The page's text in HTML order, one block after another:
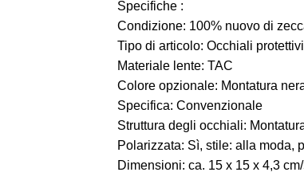
Specifiche :
Condizione: 100% nuovo di
Tipo di articolo: Occhiali protettivi
Materiale lente: TAC
Colore opzionale: Montatura
Specifica: Convenzionale
Struttura degli occhiali:
Polarizzata: Sì, stile: alla moda,
Dimensioni: ca. 15 x 15 x 4,3